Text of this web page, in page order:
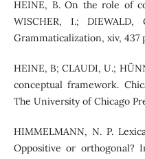
HEINE, B. On the role of
WISCHER, I.;
Grammaticalization, xiv, 437
HEINE, B; CLAUDI, U.;
conceptual framework.
The University of Chicago
HIMMELMANN, N. P.
Oppositive or orthogonal?